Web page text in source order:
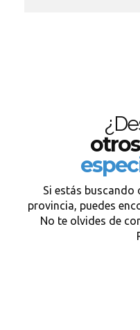
otros
Si estás buscando
provincia, puedes
No te olvides de